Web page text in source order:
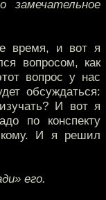
время, и вот я
вопросом, как
вопрос у нас
обсуждаться:
И вот я
по конспекту
И я решил
его.